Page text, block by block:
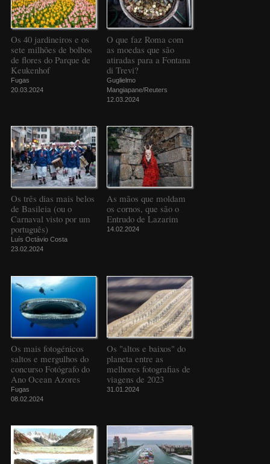
Os 40 jardineiros e os
sete milhões de bolbos
de flores do Parque de
Keukenhof
Fugas
20.03.2024
O que faz Roma com
as moedas que são
atiradas para a Fontana
di Trevi?
Guglielmo
Mangiapane/Reuters
12.03.2024
Os três dias mais belos
de Basileia (ou o
Carnaval visto por um
português)
Luís Octávio Costa
23.02.2024
As mãos que moldam
os cornos, que são o
Entrudo de Lazarim
14.02.2024
Os mais fotogénicos
saltos e mergulhos do
concurso Fotógrafo do
Ano Ocean Azores
Fugas
08.02.2024
Os "altos e baixos" do
planeta entre as
melhores fotografias de
viagens de 2023
31.01.2024